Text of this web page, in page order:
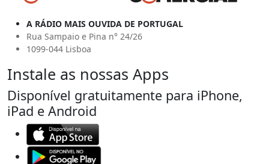
A RÁDIO MAIS OUVIDA DE PORTUGAL
Rua Sampaio e Pina n° 24/26
1099-044 Lisboa
Instale as nossas Apps
Disponível gratuitamente para iPhone,
iPad e Android